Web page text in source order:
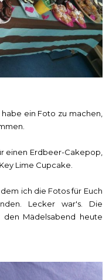
ein Foto zu machen,
einen Erdbeer-Cakepop,
Lime Cupcake.
ich die Fotos für Euch
Lecker war's. Die
den Mädelsabend heute